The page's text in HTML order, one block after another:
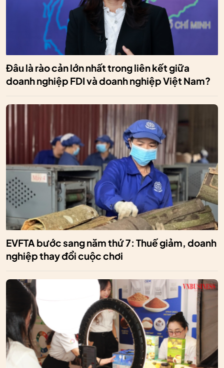
Đâu là rào cản lớn nhất trong liên kết giữa
doanh nghiệp FDI và doanh nghiệp Việt Nam?
EVFTA bước sang năm thứ 7: Thuế giảm, doanh
nghiệp thay đổi cuộc chơi